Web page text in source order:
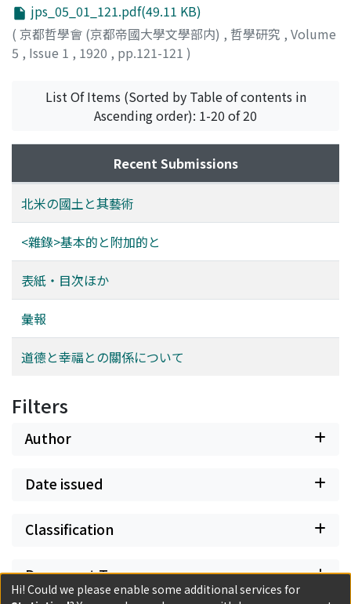
jps_05_01_121.pdf(49.11 KB)
( 京都哲學會 (京都帝國大學文學部内) , 哲學研究 , Volume
5 , Issue 1 , 1920 , pp.121-121 )
List Of Items (Sorted by Table of contents in
Ascending order): 1-20 of 20
Recent Submissions
北米の國土と其藝術
<雜錄>基本的と附加的と
表紙・目次ほか
彙報
道德と幸福との關係について
Filters
Author
Date issued
Classification
Document Type
Hi! Could we please enable some additional services for